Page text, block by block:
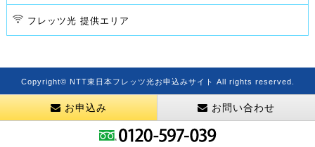
フレッツ光 提供エリア
Copyright© NTT東日本フレッツ光お申込みサイト All rights reserved.
お申込み お問い合わせ